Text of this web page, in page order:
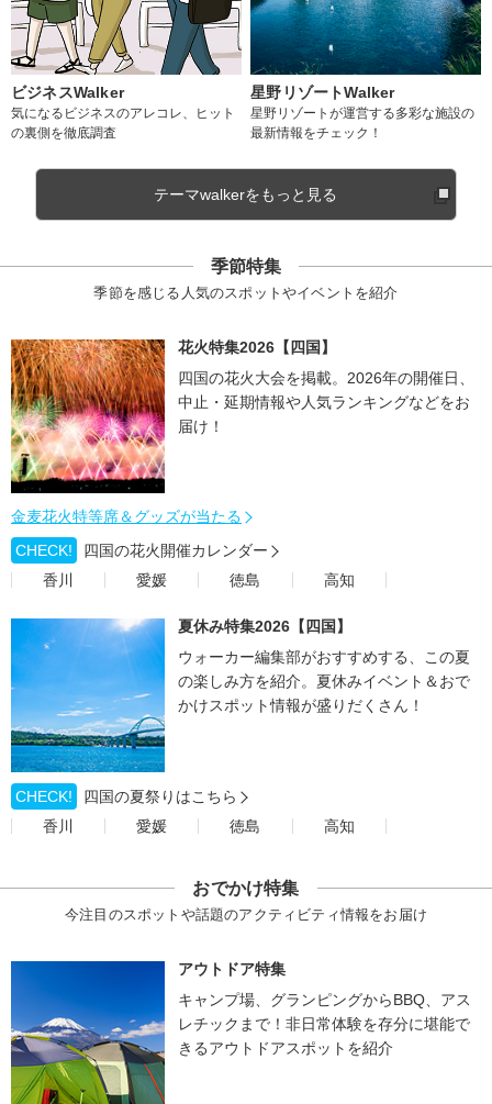
ビジネスWalker
気になるビジネスのアレコレ、ヒット
の裏側を徹底調査
星野リゾートWalker
星野リゾートが運営する多彩な施設の
最新情報をチェック！
テーマwalkerをもっと見る
季節特集
季節を感じる人気のスポットやイベントを紹介
花火特集2026【四国】
四国の花火大会を掲載。2026年の開催日、
中止・延期情報や人気ランキングなどをお
届け！
金麦花火特等席＆グッズが当たる
CHECK!
四国の花火開催カレンダー
香川
愛媛 徳島 高知
夏休み特集2026【四国】
ウォーカー編集部がおすすめする、この夏
の楽しみ方を紹介。夏休みイベント＆おで
かけスポット情報が盛りだくさん！
CHECK!
四国の夏祭りはこちら
香川
愛媛 徳島 高知
おでかけ特集
今注目のスポットや話題のアクティビティ情報をお届け
アウトドア特集
キャンプ場、グランピングからBBQ、アス
レチックまで！非日常体験を存分に堪能で
きるアウトドアスポットを紹介